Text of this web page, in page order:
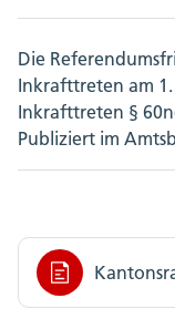
Die
Inkrafttreten am
Inkrafttreten §
Publiziert im